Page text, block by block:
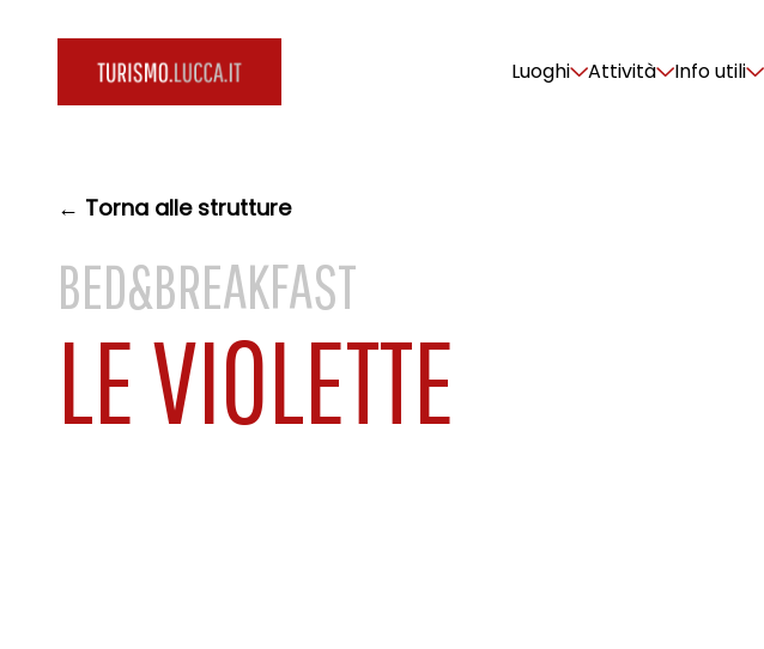
Luoghi Attività Info utili
← Torna alle strutture
BED&BREAKFAST
LE VIOLETTE